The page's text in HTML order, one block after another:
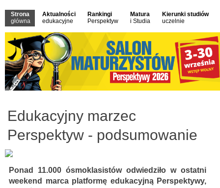
Strona
główna
Aktualności
edukacyjne
Rankingi
Perspektyw
Matura
i Studia
Kierunki studiów
uczelnie
Edukacyjny marzec
Perspektyw - podsumowanie
Ponad 11.000 ósmoklasistów odwiedziło w ostatni
weekend marca platformę edukacyjną Perspektywy,